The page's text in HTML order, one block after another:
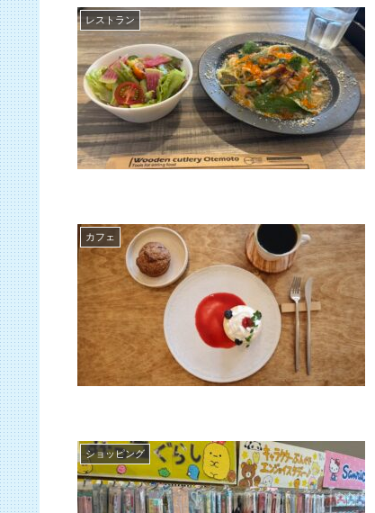
レストラン
カフェ
ショッピング